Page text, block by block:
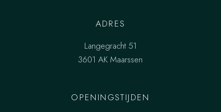
ADRES
Langegracht 51
3601 AK Maarssen
OPENINGSTIJDEN